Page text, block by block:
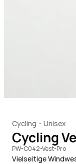
Cycling ・ Unisex
Cycling
PW-C042-Vest-Pro
Vielseitige